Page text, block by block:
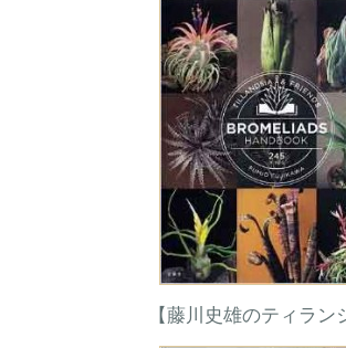
【藤川史雄のティラ